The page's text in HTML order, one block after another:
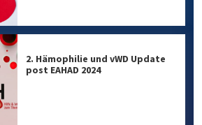
2. Hämophilie und vWD Update
post EAHAD 2024